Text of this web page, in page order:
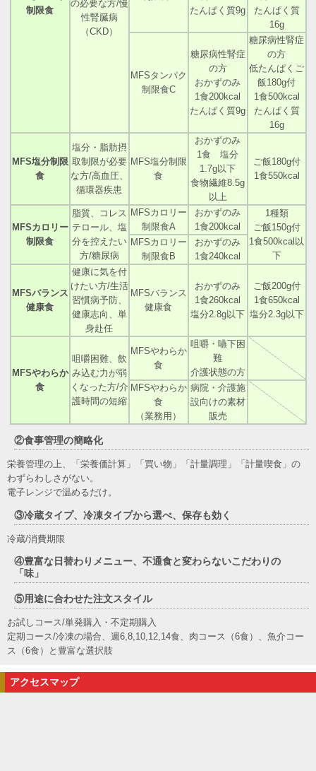
制限食
の必要な方/慢
性腎臓病
（CKD）
たんぱく質9g
たんぱく質
16g
MFSタンパク
制限食C
糖尿病性腎症
の方
おかずのみ
1食200kcal
たんぱく質9g
糖尿病性腎症
の方
低たんぱくご
飯180g付
1食500kcal
たんぱく質
16g
MFS塩分制限
食
塩分・脂肪摂
取制限が必要
な方/高血圧、
循環器疾患
MFS塩分制限
食
おかずのみ
1食 塩分
1.7g以下
食物繊維8.5g
以上
ご飯180g付
1食550kcal
MFSカロリー
制限食
脂質、コレス
テロール、塩
分を控えたい
方/糖尿病
MFSカロリー
制限食A
おかずのみ
1食200kcal
1種類
ご飯150g付
1食500kcal以
下
MFSカロリー
制限食B
おかずのみ
1食240kcal
MFSバランス
健康食
健康に気を付
けたい方/生活
習慣病予防、
健康志向、単
身赴任
MFSバランス
健康食
おかずのみ
1食260kcal
塩分2.8g以下
ご飯200g付
1食650kcal
塩分2.3g以下
MFSやわらか
食
咀嚼困難、飲
み込む力が弱
くなった方/介
護時間の短縮
MFSやわらか
食
咀嚼・嚥下困
難
介護状態の方
MFSやわらか
食
（業務用）
病院・介護施
設向けの素材
販売
②食事管理の簡略化
栄養管理の上、「栄養価計算」「買い物」「計量調理」「計量喫食」の
わずらわしさがない。
電子レンジで温めるだけ。
③冷蔵タイプ、冷凍タイプから選べ、保存も効く
冷蔵/消費期限
④豊富な日替わりメニュー、不通食と変わらないこだわりの
「味」
⑤用途に合わせた注文スタイル
お試しコース/単発購入・不定期購入
定期コース/冷凍の場合、週6,8,10,12,14食、肉コース（6食）、魚介コー
ス（6食）と豊富な選択肢
アクセスマップ